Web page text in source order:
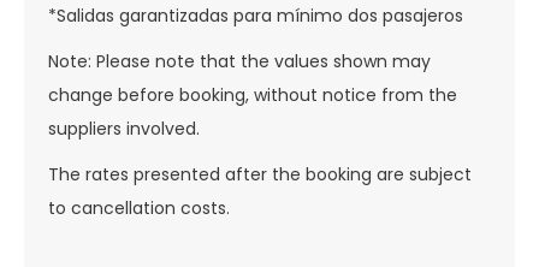
*Salidas garantizadas para mínimo dos pasajeros
Note: Please note that the values shown may
change before booking, without notice from the
suppliers involved.
The rates presented after the booking are subject
to cancellation costs.